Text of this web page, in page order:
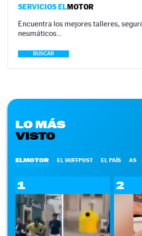
SERVICIOS ELMOTOR
Encuentra los mejores talleres,
neumáticos…
BUSCAR
LO MÁS
VISTO
ELMOTOR EL HUFFPOST EL PAÍS AS
1 2